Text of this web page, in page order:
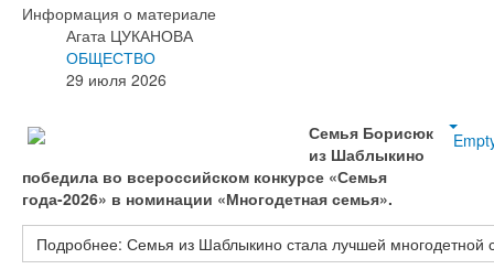
Информация о материале
Агата ЦУКАНОВА
ОБЩЕСТВО
29 июля 2026
Семья Борисюк
из Шаблыкино
победила во всероссийском конкурсе «Семья
года-2026» в номинации «Многодетная семья».
Подробнее: Семья из Шаблыкино стала лучшей многодетной